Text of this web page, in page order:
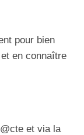
pour bien
en connaître
et via la